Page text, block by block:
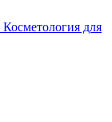
Косметология для